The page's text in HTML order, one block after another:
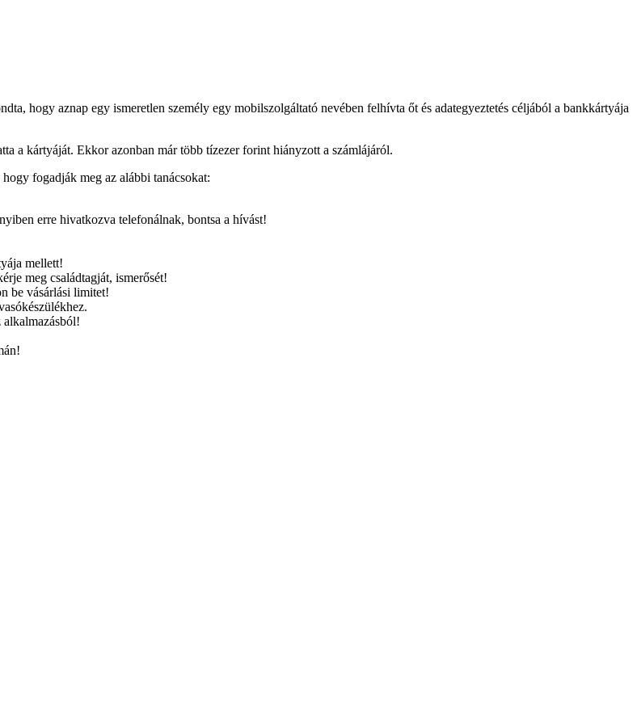
hogy aznap egy ismeretlen személy egy mobilszolgáltató nevében felhívta őt és adategyeztetés céljából a bankkártyája
a kártyáját. Ekkor azonban már több tízezer forint hiányzott a számlájáról.
fogadják meg az alábbi tanácsokat:
erre hivatkozva telefonálnak, bontsa a hívást!
mellett!
meg családtagját, ismerősét!
be vásárlási limitet!